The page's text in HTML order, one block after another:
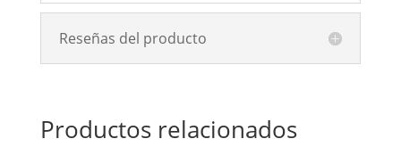
Reseñas del producto
Productos relacionados